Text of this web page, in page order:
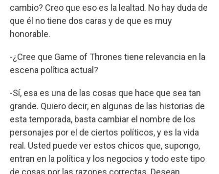
cambio? Creo que eso es la lealtad. No hay duda de
que él no tiene dos caras y de que es muy
honorable.
-¿Cree que Game of Thrones tiene relevancia en la
escena política actual?
-Sí, esa es una de las cosas que hace que sea tan
grande. Quiero decir, en algunas de las historias de
esta temporada, basta cambiar el nombre de los
personajes por el de ciertos políticos, y es la vida
real. Usted puede ver estos chicos que, supongo,
entran en la política y los negocios y todo este tipo
de cosas por las razones correctas. Desean